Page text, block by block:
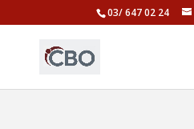
03/ 647 02 24